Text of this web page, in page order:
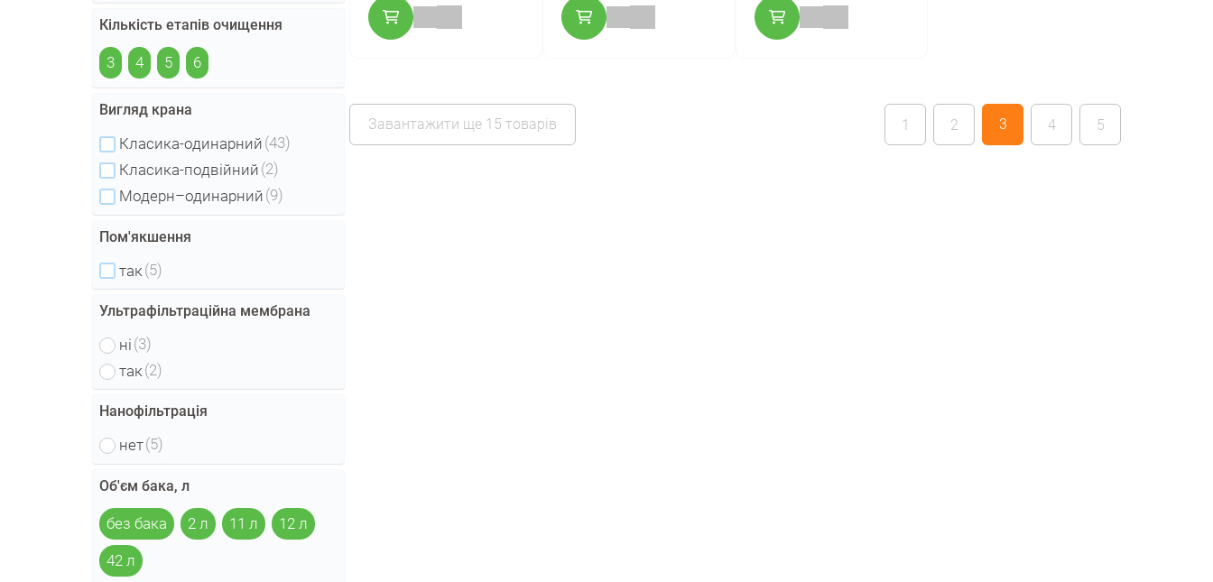
Кількість етапів очищення
3 4 5 6
Вигляд крана
Класика-одинарний (43)
Класика-подвійний (2)
Модерн–одинарний (9)
Пом'якшення
так (5)
Ультрафільтраційна мембрана
ні (3)
так(2)
Нанофільтрація
нет(5)
Об'єм бака, л
без бака 2 л 11 л 12 л
42 л
Завантажити ще 15 товарів 1 2 3 4 5